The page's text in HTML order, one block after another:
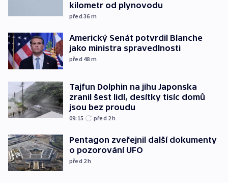
kilometr od plynovodu
před 36 m
Americký Senát potvrdil Blanche
jako ministra spravedlnosti
před 48 m
Tajfun Dolphin na jihu Japonska
zranil šest lidí, desítky tisíc domů
jsou bez proudu
09:15 před 2h
Pentagon zveřejnil další dokumenty
o pozorování UFO
před 2h